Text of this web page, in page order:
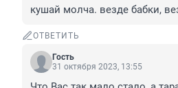
кушай молча. везде бабки,
ОТВЕТИТЬ
Гость
31 октября 2023, 13:55